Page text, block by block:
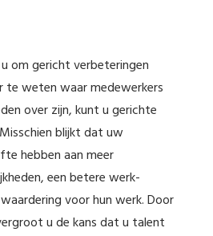
om gericht verbeteringen
te weten waar medewerkers
over zijn, kunt u gerichte
blijkt dat uw
hebben aan meer
een betere werk-
voor hun werk. Door
u de kans dat u talent